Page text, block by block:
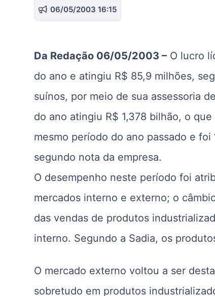
06/05/2003 16:15
Da Redação 06/05/2003 – O lucro
do ano e atingiu R$ 85,9 milhões,
suínos, por meio de sua assessoria
do ano atingiu R$ 1,378 bilhão, o
mesmo período do ano passado e
segundo nota da empresa.
O desempenho neste período foi
mercados interno e externo; o
das vendas de produtos
interno. Segundo a Sadia, os
O mercado externo voltou a ser
sobretudo em produtos